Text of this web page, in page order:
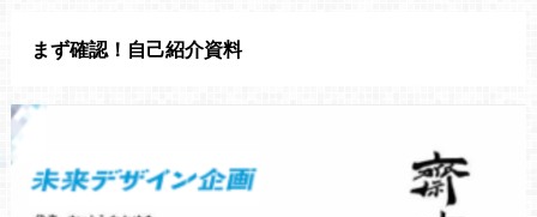
まず確認！自己紹介資料